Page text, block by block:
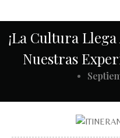
¡La Cultura
Nuestras